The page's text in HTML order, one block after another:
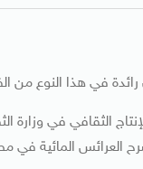
رائدة في هذا
الثقافي في وزارة
العرائس المائية في